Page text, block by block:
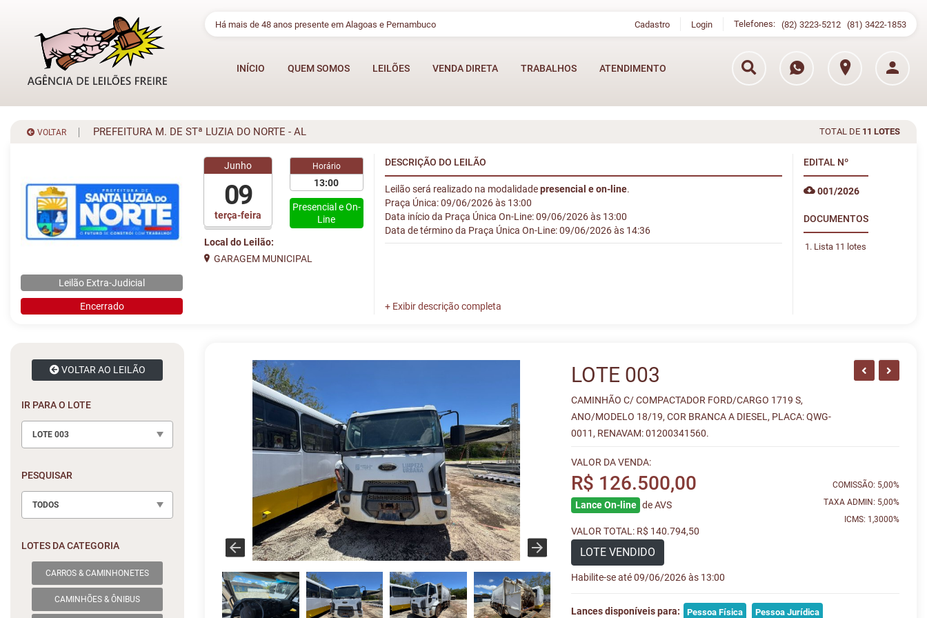
Há mais de 48 anos presente em Alagoas e Pernambuco Cadastro Login Telefones: (82) 3223-5212 (81) 3422-1853
INÍCIO QUEM SOMOS LEILÕES VENDA DIRETA TRABALHOS ATENDIMENTO
VOLTAR PREFEITURA M. DE STª LUZIA DO NORTE - AL TOTAL DE 11 LOTES
Leilão Extra-Judicial
Encerrado
terça-feira
Junho
09
Horário
13:00
Presencial e On-
Line
Local do Leilão:
GARAGEM MUNICIPAL
DESCRIÇÃO DO LEILÃO
Leilão será realizado na modalidadepresencial e on-line.
Praça Única: 09/06/2026 às 13:00
Data início da Praça Única On-Line: 09/06/2026 às 13:00
Data de término da Praça Única On-Line: 09/06/2026 às 14:36
EDITAL Nº
001/2026
DOCUMENTOS
Lista 11 lotes
VOLTAR AO LEILÃO
IR PARA O LOTE
LOTE 003
PESQUISAR
TODOS
LOTES DA CATEGORIA
CARROS & CAMINHONETES
CAMINHÕES & ÔNIBUS
LOTE 003
CAMINHÃO C/ COMPACTADOR FORD/CARGO 1719 S,
ANO/MODELO 18/19, COR BRANCA A DIESEL, PLACA: QWG-
0011, RENAVAM: 01200341560.
VALOR DA VENDA:
R$ 126.500,00
Lance On-line de AVS
VALOR TOTAL: R$ 140.794,50
LOTE VENDIDO
Habilite-se até 09/06/2026 às 13:00
COMISSÃO: 5,00%
TAXA ADMIN: 5,00%
ICMS: 1,3000%
Lances disponíveis para: Pessoa Física Pessoa Jurídica